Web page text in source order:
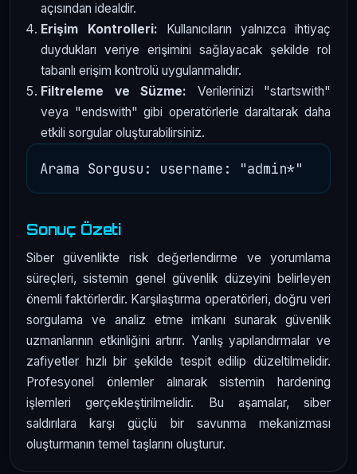
açısından idealdir.
Erişim Kontrolleri: Kullanıcıların yalnızca ihtiyaç
duydukları veriye erişimini sağlayacak şekilde rol
tabanlı erişim kontrolü uygulanmalıdır.
Filtreleme ve Süzme: Verilerinizi "startswith"
veya "endswith" gibi operatörlerle daraltarak daha
etkili sorgular oluşturabilirsiniz.
Sonuç Özeti
Siber güvenlikte risk değerlendirme ve yorumlama
süreçleri, sistemin genel güvenlik düzeyini belirleyen
önemli faktörlerdir. Karşılaştırma operatörleri, doğru veri
sorgulama ve analiz etme imkanı sunarak güvenlik
uzmanlarının etkinliğini artırır. Yanlış yapılandırmalar ve
zafiyetler hızlı bir şekilde tespit edilip düzeltilmelidir.
Profesyonel önlemler alınarak sistemin hardening
işlemleri gerçekleştirilmelidir. Bu aşamalar, siber
saldırılara karşı güçlü bir savunma mekanizması
oluşturmanın temel taşlarını oluşturur.